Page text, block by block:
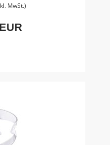
MwSt.)